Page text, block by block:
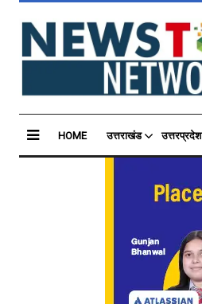
HOME उत्तराखंड उत्तरप्रदेश